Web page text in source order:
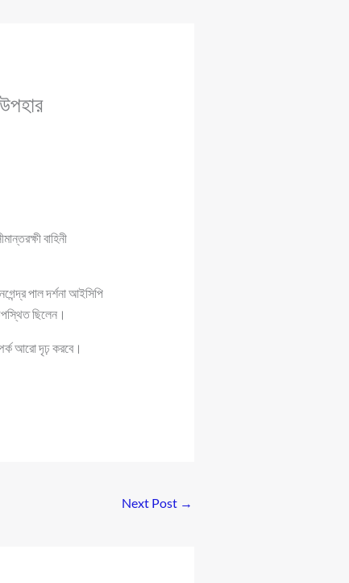
বাহিনী
পাল দর্শনা আইসিপি
ছিলেন।
আরো দৃঢ় করবে।
Next Post →